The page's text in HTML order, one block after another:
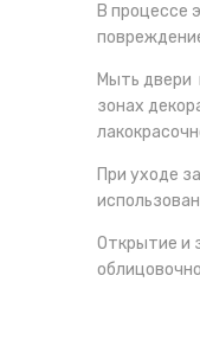
В процессе
Мыть двери
зонах
При уходе
Открытие и